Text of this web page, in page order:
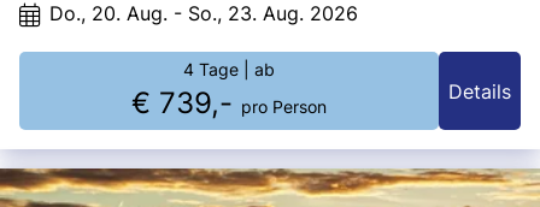
Do., 20. Aug. - So., 23. Aug. 2026
4 Tage | ab
€ 739,- pro Person
Details